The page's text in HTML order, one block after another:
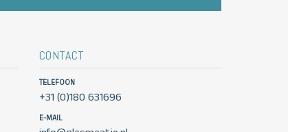
CONTACT
TELEFOON
+31 (0)180 631696
E-MAIL